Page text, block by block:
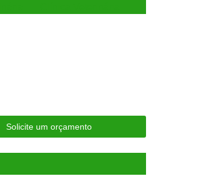
para Animais Silvestres
Solicite um orçamento